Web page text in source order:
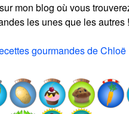
mon blog où vous
les unes que les autres !
gourmandes de Chloë